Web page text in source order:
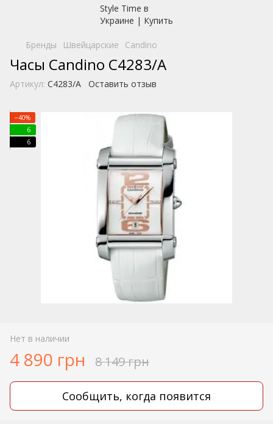
Бренды Швейцарские Candino
Часы Candino C4283/A
Артикул: C4283/A Оставить отзыв
−40%
6
6
Нет в наличии
4 890 грн 8 149 грн
Сообщить, когда появится